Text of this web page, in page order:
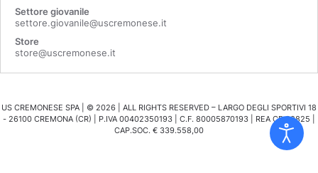
Settore giovanile
settore.giovanile@uscremonese.it
Store
store@uscremonese.it
US CREMONESE SPA | © 2026 | ALL RIGHTS RESERVED – LARGO DEGLI SPORTIVI 18
- 26100 CREMONA (CR) | P.IVA 00402350193 | C.F. 80005870193 | REA CR 98825 |
CAP.SOC. € 339.558,00